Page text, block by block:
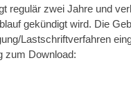
regulär zwei Jahre und
gekündigt wird. Die
Lastschriftverfahren
zum Download: